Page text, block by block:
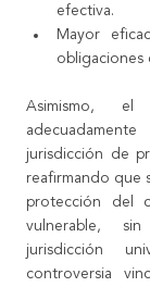
efectiva.
Mayor
obligaciones
Asimismo, el
jurisdicción de
reafirmando que
protección del
vulnerable,
jurisdicción
controversia